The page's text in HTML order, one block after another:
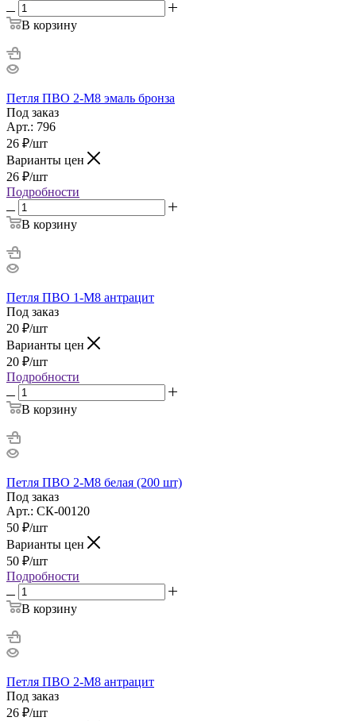
В корзину
Петля ПВО 2-М8 эмаль бронза
Под заказ
Арт.: 796
26 ₽/шт
Варианты цен
26 ₽/шт
Подробности
В корзину
Петля ПВО 1-М8 антрацит
Под заказ
20 ₽/шт
Варианты цен
20 ₽/шт
Подробности
В корзину
Петля ПВО 2-М8 белая (200 шт)
Под заказ
Арт.: СК-00120
50 ₽/шт
Варианты цен
50 ₽/шт
Подробности
В корзину
Петля ПВО 2-М8 антрацит
Под заказ
26 ₽/шт